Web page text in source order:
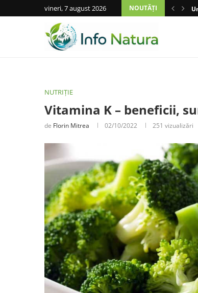
vineri, 7 august 2026 NOUTĂȚI
NUTRIȚIE
Vitamina K – beneficii,
de Florin Mitrea 02/10/2022 251 vizualizări